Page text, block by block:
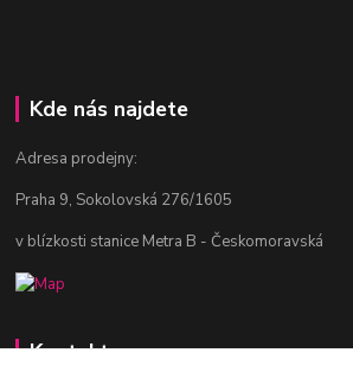
Kde nás najdete
Adresa prodejny:
Praha 9, Sokolovská 276/1605
v blízkosti stanice Metra B - Českomoravská
Kontakty